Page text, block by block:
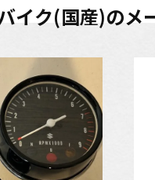
イク(国産)のメ